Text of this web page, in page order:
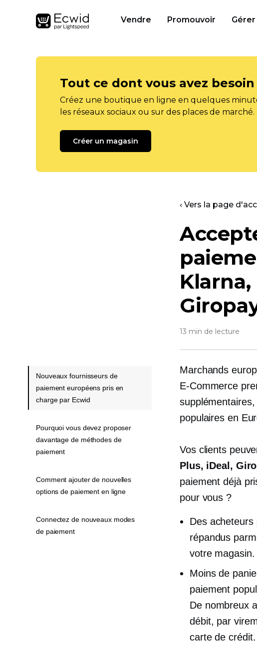
Vendre Promouvoir Gérer
Tout ce dont vous avez
Créez une boutique en ligne en quelques
les réseaux sociaux ou sur des places de marché.
Créer un magasin
‹ Vers la page
Klarna,
13 min de lecture
Marchands
E-Commerce
populaires en
Vos clients
Plus, iDeal,
paiement déjà
pour vous ?
Des
répandus
votre magasin.
Moins de
paiement
De nombreux
débit, par
carte de crédit.
Nouveaux fournisseurs de
paiement européens pris en
charge par Ecwid
Pourquoi vous devez proposer
davantage de méthodes de
paiement
Comment ajouter de nouvelles
options de paiement en ligne
Connectez de nouveaux modes
de paiement